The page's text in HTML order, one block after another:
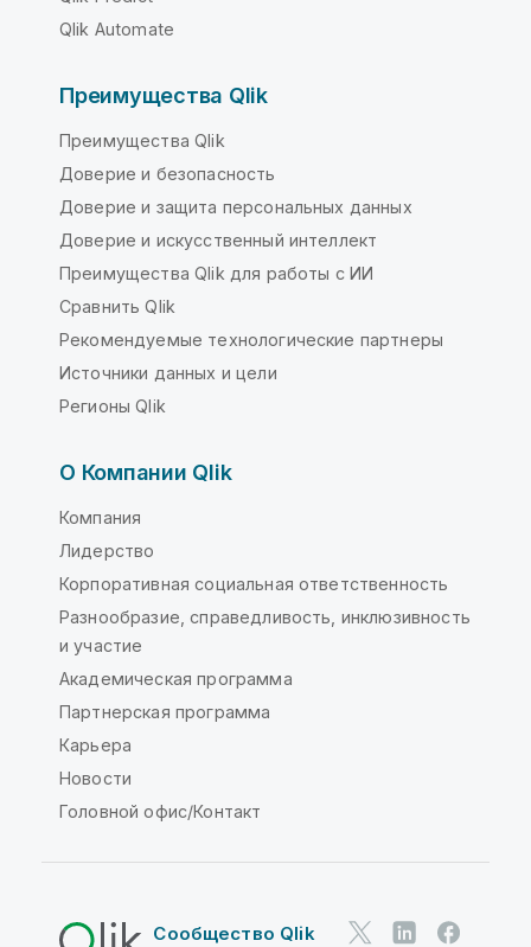
Qlik Automate
Преимущества Qlik
Преимущества Qlik
Доверие и безопасность
Доверие и защита персональных данных
Доверие и искусственный интеллект
Преимущества Qlik для работы с ИИ
Сравнить Qlik
Рекомендуемые технологические партнеры
Источники данных и цели
Регионы Qlik
О Компании Qlik
Компания
Лидерство
Корпоративная социальная ответственность
Разнообразие, справедливость, инклюзивность
и участие
Академическая программа
Партнерская программа
Карьера
Новости
Головной офис/Контакт
Сообщество Qlik